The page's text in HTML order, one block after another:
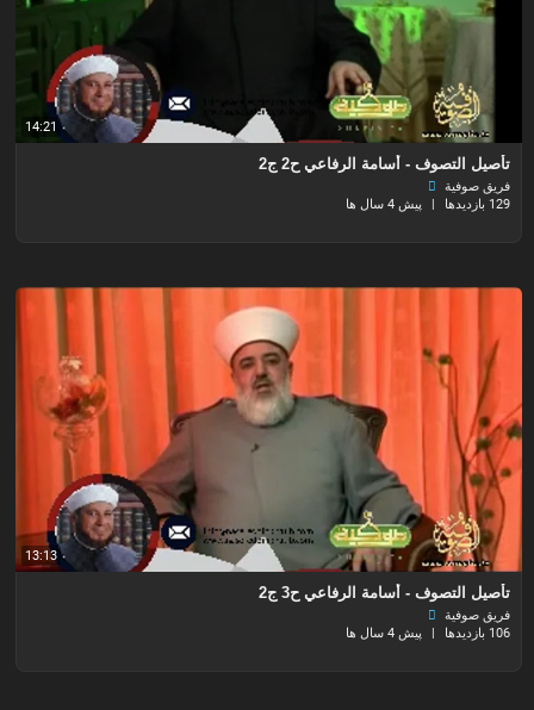
14:21
تأصيل التصوف - أسامة الرفاعي ح2 ج2
فريق صوفية
129 بازدیدها
| پیش 4 سال ها
13:13
تأصيل التصوف - أسامة الرفاعي ح3 ج2
فريق صوفية
106 بازدیدها
| پیش 4 سال ها